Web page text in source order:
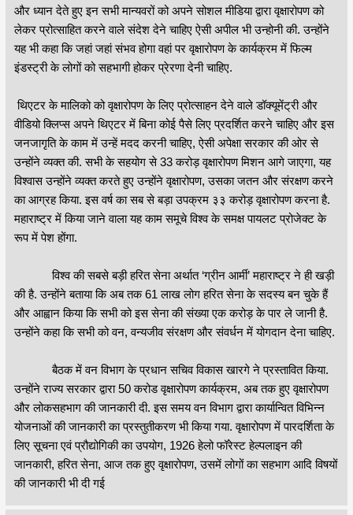
और ध्यान देते हुए इन सभी मान्यवरों को अपने सोशल मीडिया द्वारा वृक्षारोपण को
लेकर प्रोत्साहित करने वाले संदेश देने चाहिए ऐसी अपील भी उन्होनी की. उन्होंने
यह भी कहा कि जहां जहां संभव होगा वहां पर वृक्षारोपण के कार्यक्रम में फिल्म
इंडस्ट्री के लोगों को सहभागी होकर प्रेरणा देनी चाहिए.
थिएटर के मालिको को वृक्षारोपण के लिए प्रोत्साहन देने वाले डॉक्यूमेंट्री और
वीडियो क्लिप्स अपने थिएटर में बिना कोई पैसे लिए प्रदर्शित करने चाहिए और इस
जनजागृति के काम में उन्हें मदद करनी चाहिए, ऐसी अपेक्षा सरकार की ओर से
उन्होंने व्यक्त की. सभी के सहयोग से 33 करोड़ वृक्षारोपण मिशन आगे जाएगा, यह
विश्वास उन्होंने व्यक्त करते हुए उन्होंने वृक्षारोपण, उसका जतन और संरक्षण करने
का आग्रह किया. इस वर्ष का सब से बड़ा उपक्रम ३३ करोड़ वृक्षारोपण करना है.
महाराष्ट्र में किया जाने वाला यह काम समूचे विश्व के समक्ष पायलट प्रोजेक्ट के
रूप में पेश होंगा.
विश्व की सबसे बड़ी हरित सेना अर्थात ‘ग्रीन आर्मी’ महाराष्ट्र ने ही खड़ी
की है. उन्होंने बताया कि अब तक 61 लाख लोग हरित सेना के सदस्य बन चुके हैं
और आह्वान किया कि सभी को इस सेना की संख्या एक करोड़ के पार ले जानी है.
उन्होंने कहा कि सभी को वन, वन्यजीव संरक्षण और संवर्धन में योगदान देना चाहिए.
बैठक में वन विभाग के प्रधान सचिव विकास खारगे ने प्रस्तावित किया.
उन्होंने राज्य सरकार द्वारा 50 करोड वृक्षारोपण कार्यक्रम, अब तक हुए वृक्षारोपण
और लोकसहभाग की जानकारी दी. इस समय वन विभाग द्वारा कार्यान्वित विभिन्न
योजनाओं की जानकारी का प्रस्तुतीकरण भी किया गया. वृक्षारोपण में पारदर्शिता के
लिए सूचना एवं प्रौद्योगिकी का उपयोग, 1926 हेलो फॉरेस्ट हेल्पलाइन की
जानकारी, हरित सेना, आज तक हुए वृक्षारोपण, उसमें लोगों का सहभाग आदि विषयों
की जानकारी भी दी गई